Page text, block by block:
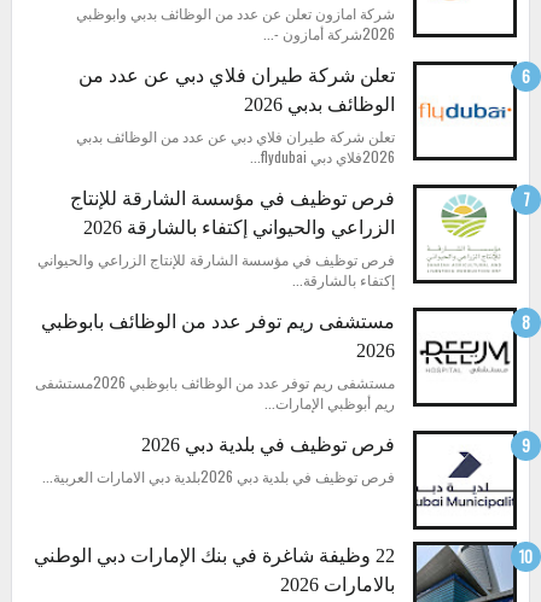
شركة امازون تعلن عن عدد من الوظائف بدبي وابوظبي
2026شركة أمازون -...
تعلن شركة طيران فلاي دبي عن عدد من
الوظائف بدبي 2026
تعلن شركة طيران فلاي دبي عن عدد من الوظائف بدبي
2026فلاي دبي flydubai...
فرص توظيف في مؤسسة الشارقة للإنتاج
الزراعي والحيواني إكتفاء بالشارقة 2026
فرص توظيف في مؤسسة الشارقة للإنتاج الزراعي والحيواني
إكتفاء بالشارقة...
مستشفى ريم توفر عدد من الوظائف بابوظبي
2026
مستشفى ريم توفر عدد من الوظائف بابوظبي 2026مستشفى
ريم أبوظبي الإمارات...
فرص توظيف في بلدية دبي 2026
فرص توظيف في بلدية دبي 2026بلدية دبي الامارات العربية...
22 وظيفة شاغرة في بنك الإمارات دبي الوطني
بالامارات 2026